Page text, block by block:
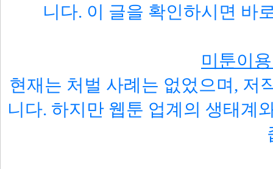
니다. 이 글을 확인하시면 바
미툰이
현재는 처벌 사례는 없었으며, 저
니다. 하지만 웹툰 업계의 생태계